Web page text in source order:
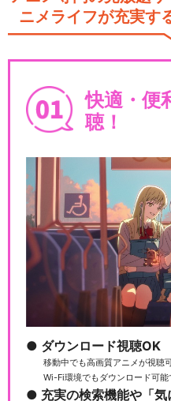
ニメライフが充実す
快適・便
聴！
ダウンロード視聴OK
移動中でも高画質アニメが視聴
Wi-Fi環境でもダウンロード可
充実の検索機能や「